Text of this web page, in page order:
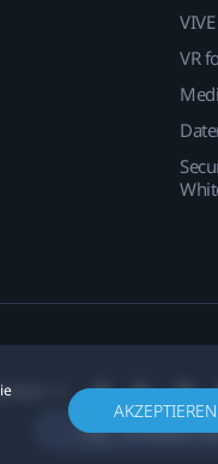
Erhalten
AKZEPTIEREN
VR